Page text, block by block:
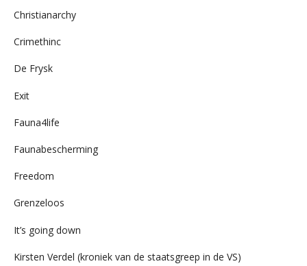
Christianarchy
Crimethinc
De Frysk
Exit
Fauna4life
Faunabescherming
Freedom
Grenzeloos
It’s going down
Kirsten Verdel (kroniek van de staatsgreep in de VS)